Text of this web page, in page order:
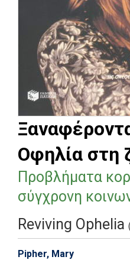
Οφηλία στη
Προβλήματα
σύγχρονη
Reviving Ophelia
Pipher, Mary